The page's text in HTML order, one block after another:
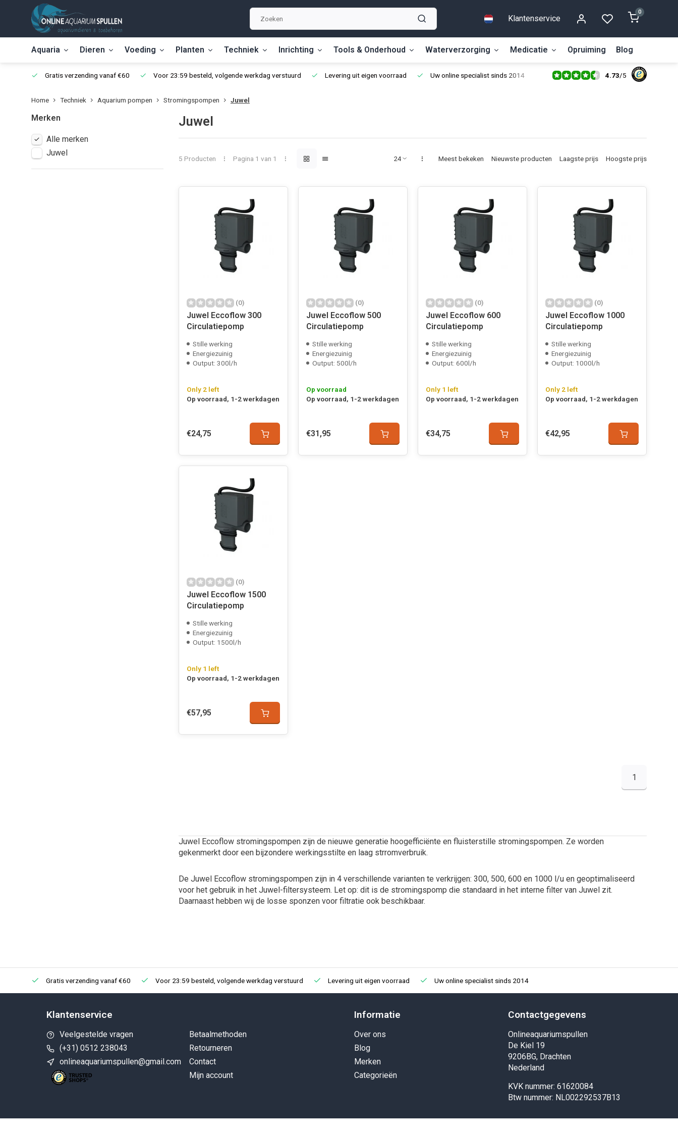
Klantenservice
0
Aquaria Dieren Voeding Planten Techniek Inrichting Tools & Onderhoud Waterverzorging Medicatie Opruiming Blog
Gratis verzending vanaf €60 Voor 23:59 besteld, volgende werkdag verstuurd Levering uit eigen voorraad Uw online specialist sinds 2014 4.73/5
Home Techniek Aquarium pompen Stromingspompen Juwel
Merken
Alle merken
Juwel
Juwel
5 Producten Pagina 1 van 1 Meest bekeken Nieuwste producten Laagste prijs Hoogste prijs
(0)
Juwel Eccoflow 300
Circulatiepomp
Stille werking
Energiezuinig
Output: 300l/h
Only 2 left
Op voorraad, 1-2 werkdagen
€24,75
(0)
Juwel Eccoflow 500
Circulatiepomp
Stille werking
Energiezuinig
Output: 500l/h
Op voorraad
Op voorraad, 1-2 werkdagen
€31,95
(0)
Juwel Eccoflow 600
Circulatiepomp
Stille werking
Energiezuinig
Output: 600l/h
Only 1 left
Op voorraad, 1-2 werkdagen
€34,75
(0)
Juwel Eccoflow 1000
Circulatiepomp
Stille werking
Energiezuinig
Output: 1000l/h
Only 2 left
Op voorraad, 1-2 werkdagen
€42,95
(0)
Juwel Eccoflow 1500
Circulatiepomp
Stille werking
Energiezuinig
Output: 1500l/h
Only 1 left
Op voorraad, 1-2 werkdagen
€57,95
1
Juwel Eccoflow stromingspompen zijn de nieuwe generatie hoogefficiënte en fluisterstille stromingspompen. Ze worden
gekenmerkt door een bijzondere werkingsstilte en laag strromverbruik.
De Juwel Eccoflow stromingspompen zijn in 4 verschillende varianten te verkrijgen: 300, 500, 600 en 1000 l/u en geoptimaliseerd
voor het gebruik in het Juwel-filtersysteem. Let op: dit is de stromingspomp die standaard in het interne filter van Juwel zit.
Daarnaast hebben wij de losse sponzen voor filtratie ook beschikbaar.
Gratis verzending vanaf €60 Voor 23:59 besteld, volgende werkdag verstuurd Levering uit eigen voorraad Uw online specialist sinds 2014
Klantenservice
Veelgestelde vragen
(+31) 0512 238043
onlineaquariumspullen@gmail.com
Betaalmethoden
Retourneren
Contact
Mijn account
Informatie
Over ons
Blog
Merken
Categorieën
Contactgegevens
Onlineaquariumspullen
De Kiel 19
9206BG, Drachten
Nederland
KVK nummer: 61620084
Btw nummer: NL002292537B13